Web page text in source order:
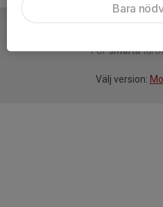
Försmarta
Välj version:
Bara